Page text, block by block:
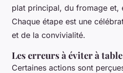
plat principal, du fromage et,
Chaque étape est une
et de la convivialité.
Les erreurs à éviter à table
Certaines actions sont